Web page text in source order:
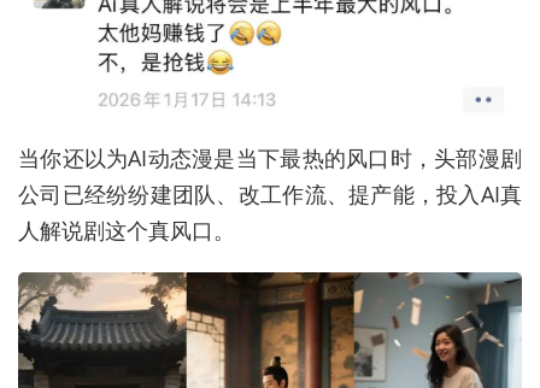
当你还以为AI动态漫是当下最热的风口时，头部漫剧
公司已经纷纷建团队、改工作流、提产能，投入AI真
人解说剧这个真风口。